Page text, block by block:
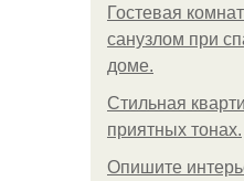
Гостевая
санузлом при
доме.
Стильная
приятных тонах.
Опишите